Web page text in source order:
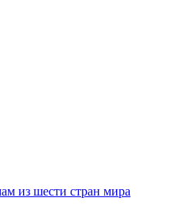
из шести стран мира